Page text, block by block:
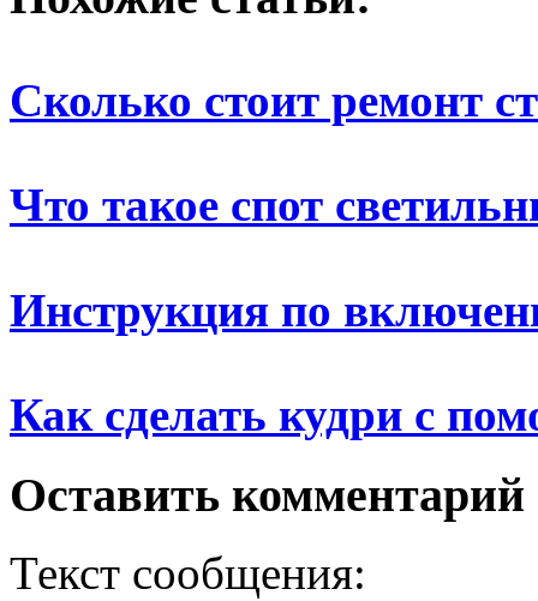
Сколько стоит ремонт
Что такое спот
Инструкция по
Как сделать кудри с
Оставить комментарий
Текст сообщения: